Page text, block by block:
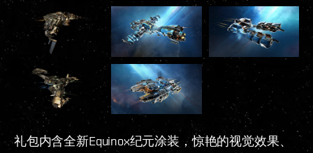
礼包内含全新Equinox纪元涂装，惊艳的视觉效果、